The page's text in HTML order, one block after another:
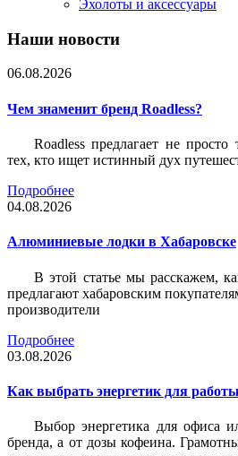
Эхолоты и аксессуары
Наши новости
06.08.2026
Чем знаменит бренд Roadless?
Roadless предлагает не
тех, кто ищет истинный дух
Подробнее
04.08.2026
Алюминиевые лодки в Хабаровске
В этой статье мы расскажем,
предлагают хабаровским
производители
Подробнее
03.08.2026
Как выбрать энергетик для
Выбор энергетика для офиса
бренда, а от дозы кофеина.